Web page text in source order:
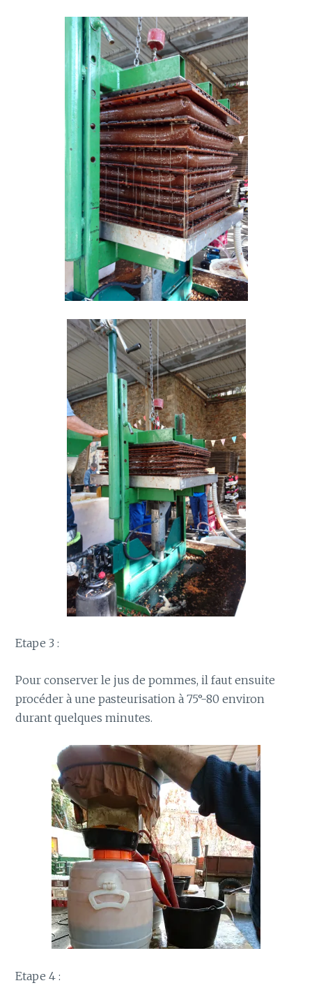
Etape 3 :
Pour conserver le jus de pommes, il faut ensuite
procéder à une pasteurisation à 75°-80 environ
durant quelques minutes.
Etape 4 :